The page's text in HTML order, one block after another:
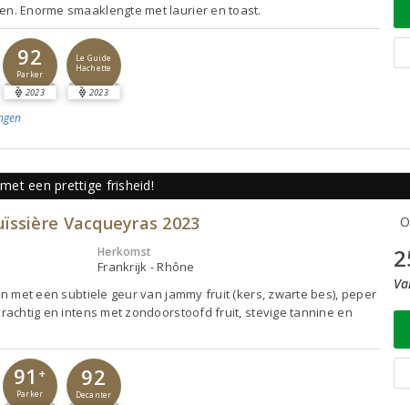
Enorme smaaklengte met laurier en toast.
92
Parker
2023
Le Guide
Hachette
2023
een prettige frisheid!
Vacqueyras 2023
Herkomst
Frankrijk - Rhône
met een subtiele geur van jammy fruit (kers, zwarte bes), peper
en intens met zondoorstoofd fruit, stevige tannine en
91 +
Parker
92
Decanter